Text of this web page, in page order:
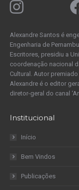
Alexandre Santos é
Engenharia de
Escritores, presidiu a
coordenação nacional
Cultural. Autor
Alexandre é o editor
diretor-geral do canal
Institucional
Início
Bem Vindos
Publicações